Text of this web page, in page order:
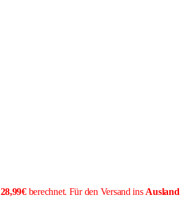
28,99€berechnet. Für den Versand ins Ausland